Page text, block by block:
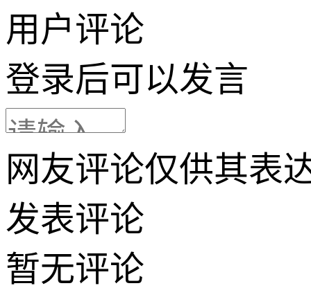
用户评论
登录后可以发言
网友评论仅供其表
发表评论
暂无评论